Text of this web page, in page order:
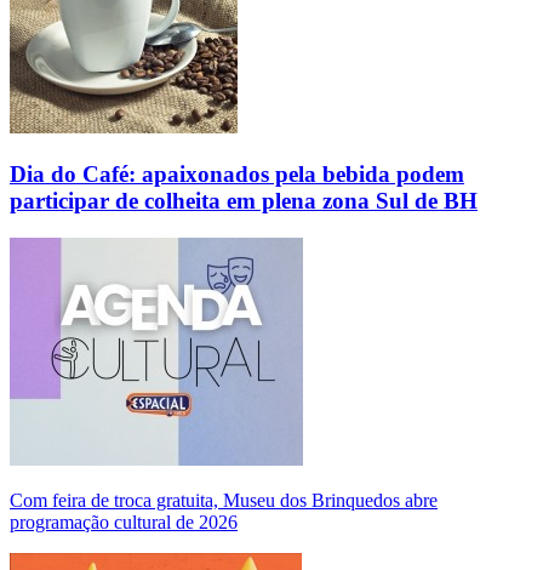
Dia do Café: apaixonados pela bebida podem
participar de colheita em plena zona Sul de BH
Com feira de troca gratuita, Museu dos Brinquedos abre
programação cultural de 2026